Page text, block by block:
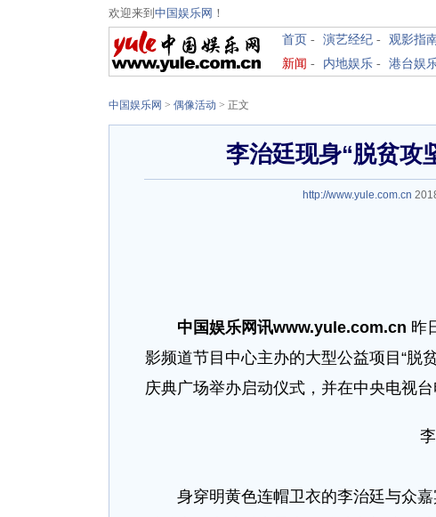
欢迎来到 中国娱乐网 ！
首页 - 演艺经纪 - 观影指
新闻 - 内地娱乐 - 港台娱
中国娱乐网 > 偶像活动 > 正文
李治廷现身“脱贫攻
http://www.yule.com.cn
中国娱乐网讯www.yule.com.cn 昨
影频道节目中心主办的大型公益项目“脱
庆典广场举办启动仪式，并在中央电视台
身穿明黄色连帽卫衣的李治廷与众嘉